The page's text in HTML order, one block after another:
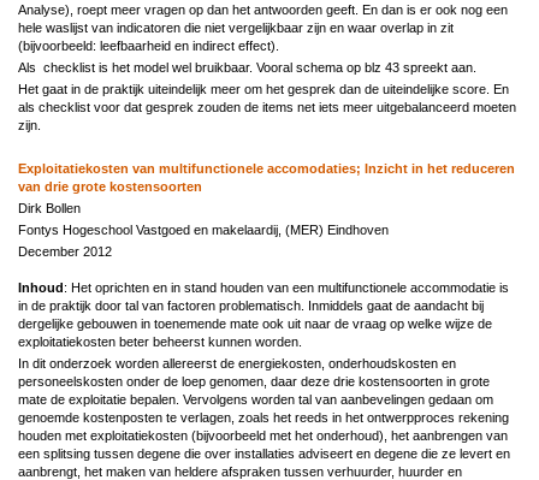
Analyse), roept meer vragen op dan het antwoorden geeft. En dan is er ook nog een
hele waslijst van indicatoren die niet vergelijkbaar zijn en waar overlap in zit
(bijvoorbeeld: leefbaarheid en indirect effect).
Als checklist is het model wel bruikbaar. Vooral schema op blz 43 spreekt aan.
Het gaat in de praktijk uiteindelijk meer om het gesprek dan de uiteindelijke score. En
als checklist voor dat gesprek zouden de items net iets meer uitgebalanceerd moeten
zijn.
Exploitatiekosten van multifunctionele accomodaties; Inzicht in het reduceren
van drie grote kostensoorten
Dirk Bollen
Fontys Hogeschool Vastgoed en makelaardij, (MER) Eindhoven
December 2012
Inhoud: Het oprichten en in stand houden van een multifunctionele accommodatie is
in de praktijk door tal van factoren problematisch. Inmiddels gaat de aandacht bij
dergelijke gebouwen in toenemende mate ook uit naar de vraag op welke wijze de
exploitatiekosten beter beheerst kunnen worden.
In dit onderzoek worden allereerst de energiekosten, onderhoudskosten en
personeelskosten onder de loep genomen, daar deze drie kostensoorten in grote
mate de exploitatie bepalen. Vervolgens worden tal van aanbevelingen gedaan om
genoemde kostenposten te verlagen, zoals het reeds in het ontwerpproces rekening
houden met exploitatiekosten (bijvoorbeeld met het onderhoud), het aanbrengen van
een splitsing tussen degene die over installaties adviseert en degene die ze levert en
aanbrengt, het maken van heldere afspraken tussen verhuurder, huurder en